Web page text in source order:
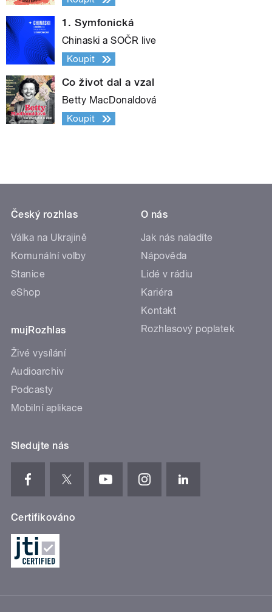
1. Symfonická
Chinaski a SOČR live
Koupit
Co život dal a vzal
Betty MacDonaldová
Koupit
Český rozhlas
Válka na Ukrajině
Komunální volby
Stanice
eShop
mujRozhlas
Živé vysílání
Audioarchiv
Podcasty
Mobilní aplikace
O nás
Jak nás naladíte
Nápověda
Lidé v rádiu
Kariéra
Kontakt
Rozhlasový poplatek
Sledujte nás
Certifikováno